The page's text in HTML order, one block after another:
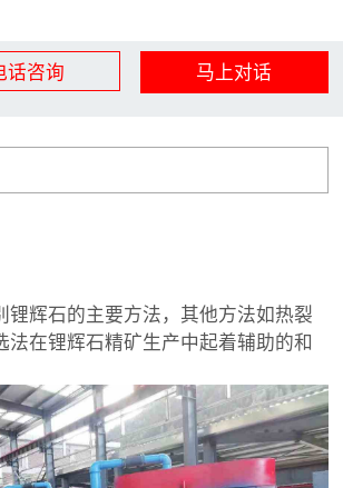
话咨询 马上对话
锂辉石的主要方法，其他方法如热裂
法在锂辉石精矿生产中起着辅助的和